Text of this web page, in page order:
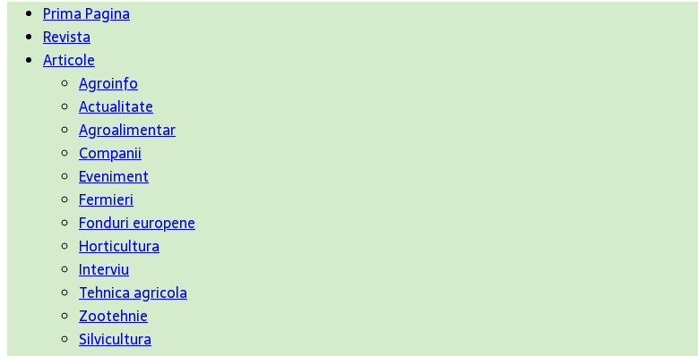
Prima Pagina
Revista
Articole
Agroinfo
Actualitate
Agroalimentar
Companii
Eveniment
Fermieri
Fonduri europene
Horticultura
Interviu
Tehnica agricola
Zootehnie
Silvicultura